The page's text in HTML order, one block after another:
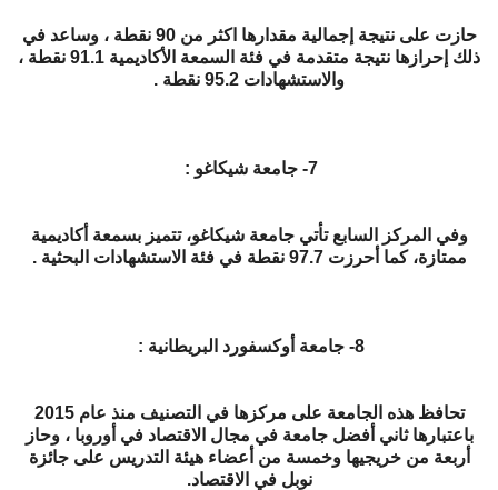
حازت على نتيجة إجمالية مقدارها اكثر من 90 نقطة ، وساعد في
ذلك إحرازها نتيجة متقدمة في فئة السمعة الأكاديمية 91.1 نقطة ،
والاستشهادات 95.2 نقطة .
7- جامعة شيكاغو :
وفي المركز السابع تأتي جامعة شيكاغو، تتميز بسمعة أكاديمية
ممتازة، كما أحرزت 97.7 نقطة في فئة الاستشهادات البحثية .
8- جامعة أوكسفورد البريطانية :
تحافظ هذه الجامعة على مركزها في التصنيف منذ عام 2015
باعتبارها ثاني أفضل جامعة في مجال الاقتصاد في أوروبا ، وحاز
أربعة من خريجيها وخمسة من أعضاء هيئة التدريس على جائزة
نوبل في الاقتصاد.